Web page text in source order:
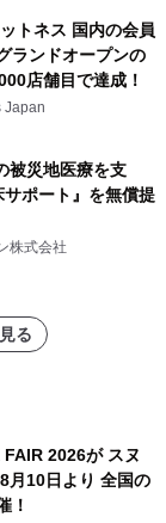
トネス 国内の会員
ランドオープンの
店舗目で達成！
Japan
被災地医療を支
ポート』を無償提
株式会社
る
2026が スヌ
月10日より 全国の
！